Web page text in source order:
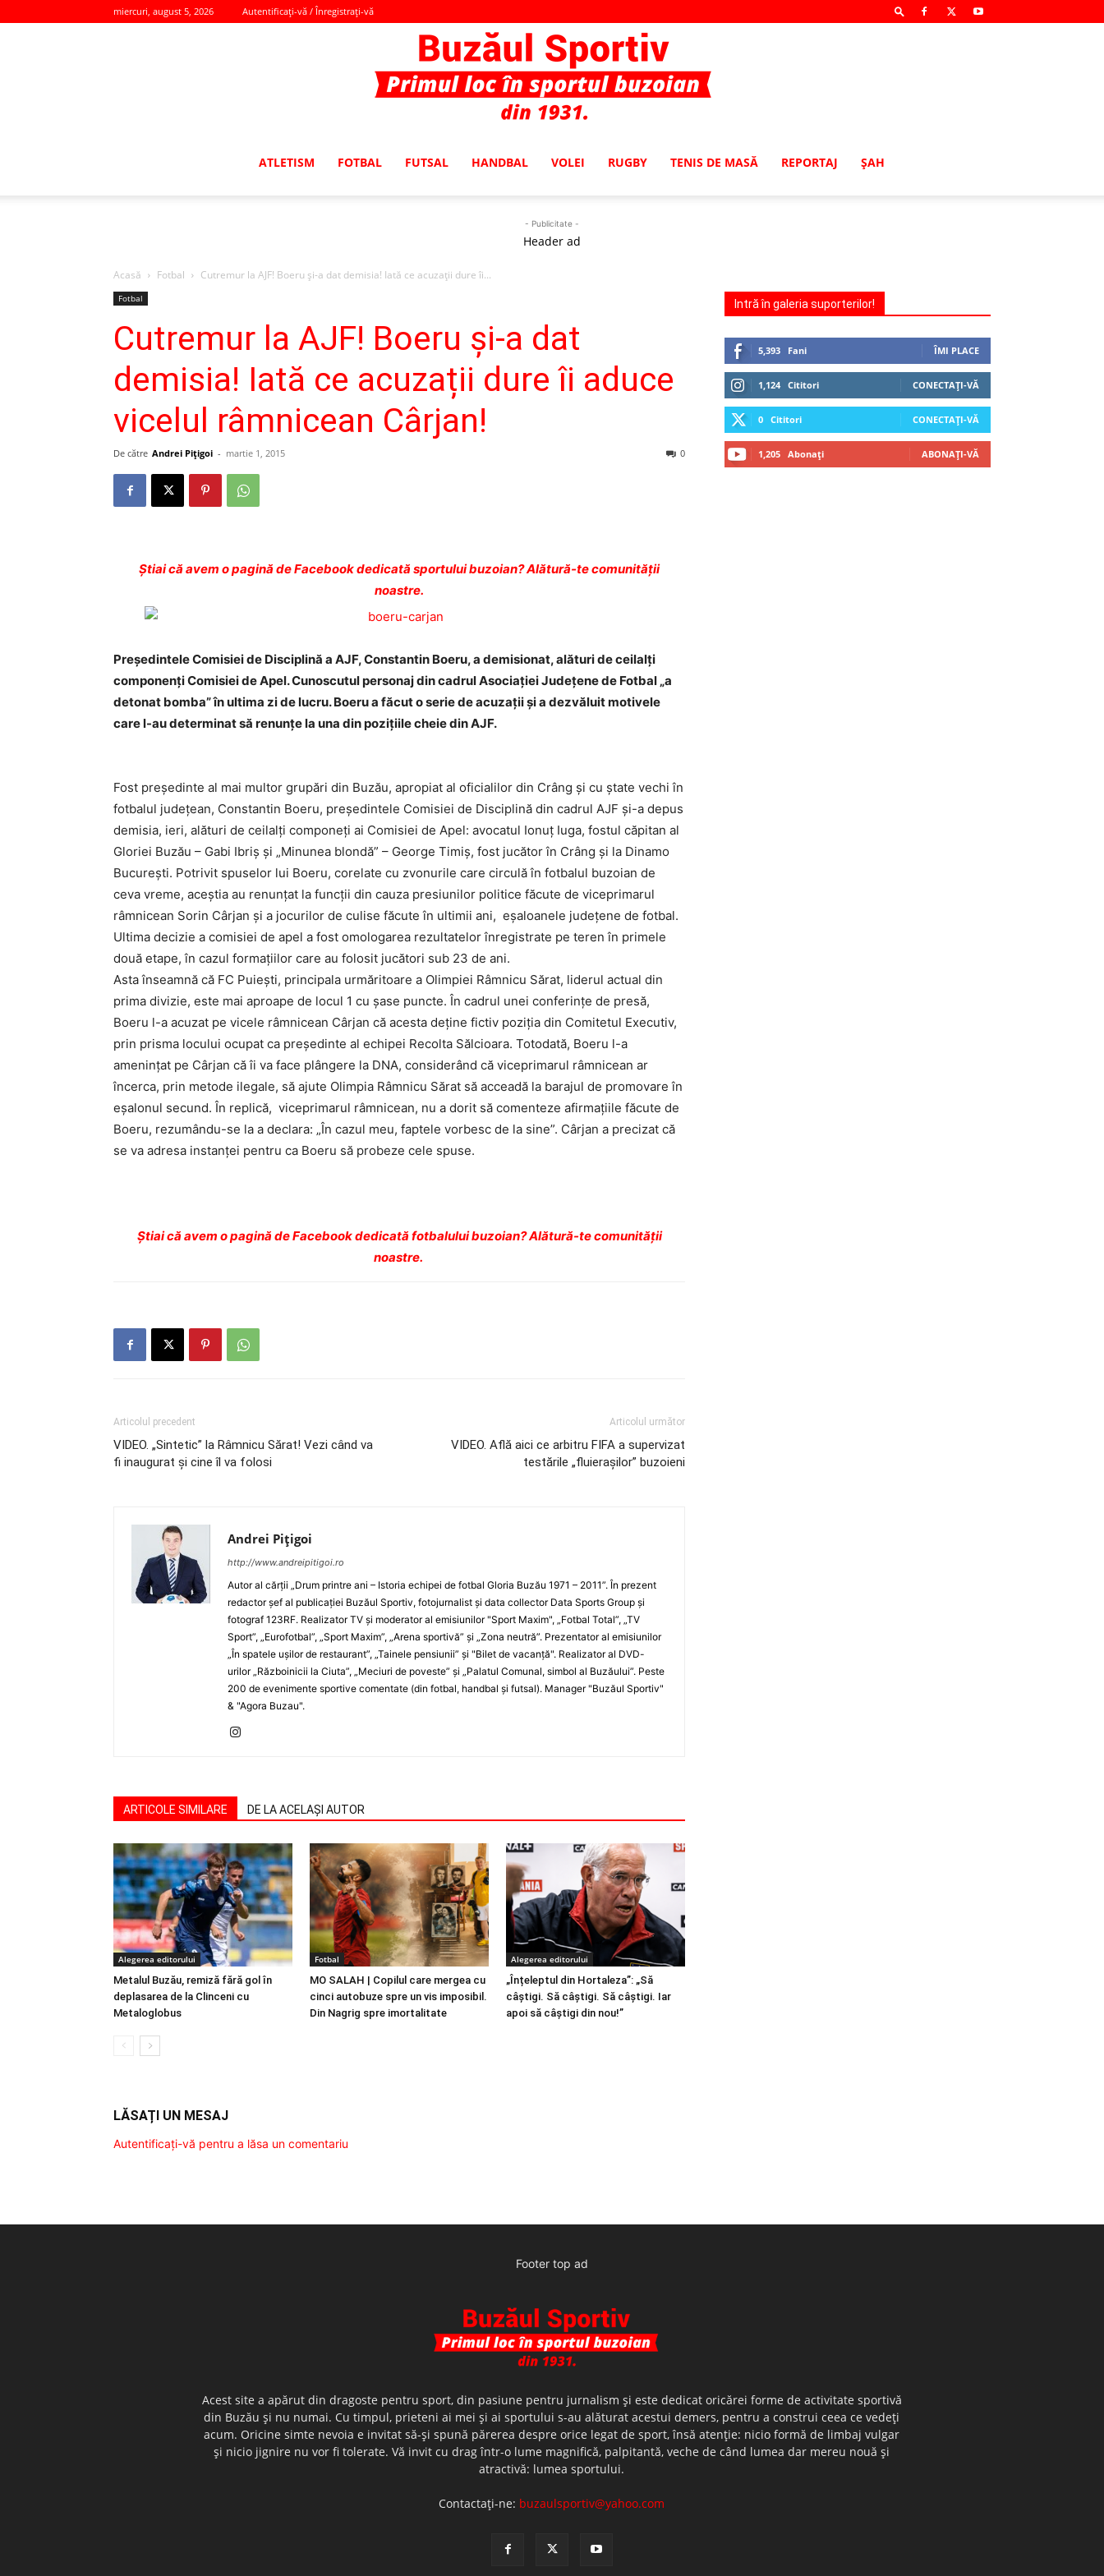
miercuri, august 5, 2026 Autentificați-vă / Înregistrați-vă
ATLETISM FOTBAL FUTSAL HANDBAL VOLEI RUGBY TENIS DE MASĂ REPORTAJ ŞAH
- Publicitate -
Header ad
Acasă Fotbal Cutremur la AJF! Boeru și-a dat demisia! Iată ce acuzații dure îi...
Fotbal
Cutremur la AJF! Boeru și-a dat
demisia! Iată ce acuzații dure îi aduce
vicelul râmnicean Cârjan!
De către Andrei Pițigoi - martie 1, 2015 0
Ştiai că avem o pagină de Facebook dedicată sportului buzoian? Alătură-te comunității
noastre.
Preşedintele Comisiei de Disciplină a AJF, Constantin Boeru, a demisionat, alături de ceilalţi
componenţi Comisiei de Apel. Cunoscutul personaj din cadrul Asociaţiei Judeţene de Fotbal „a
detonat bomba” în ultima zi de lucru. Boeru a făcut o serie de acuzaţii şi a dezvăluit motivele
care l-au determinat să renunţe la una din poziţiile cheie din AJF.
Fost preşedinte al mai multor grupări din Buzău, apropiat al oficialilor din Crâng şi cu ştate vechi în
fotbalul județean, Constantin Boeru, preşedintele Comisiei de Disciplină din cadrul AJF şi-a depus
demisia, ieri, alături de ceilalţi componeţi ai Comisiei de Apel: avocatul Ionuţ Iuga, fostul căpitan al
Gloriei Buzău – Gabi Ibriş şi „Minunea blondă” – George Timiş, fost jucător în Crâng şi la Dinamo
Bucureşti. Potrivit spuselor lui Boeru, corelate cu zvonurile care circulă în fotbalul buzoian de
ceva vreme, aceştia au renunţat la funcţii din cauza presiunilor politice făcute de viceprimarul
râmnicean Sorin Cârjan şi a jocurilor de culise făcute în ultimii ani, eşaloanele judeţene de fotbal.
Ultima decizie a comisiei de apel a fost omologarea rezultatelor înregistrate pe teren în primele
două etape, în cazul formaţiilor care au folosit jucători sub 23 de ani.
Asta înseamnă că FC Puieşti, principala urmăritoare a Olimpiei Râmnicu Sărat, liderul actual din
prima divizie, este mai aproape de locul 1 cu şase puncte. În cadrul unei conferinţe de presă,
Boeru l-a acuzat pe vicele râmnicean Cârjan că acesta deţine fictiv poziţia din Comitetul Executiv,
prin prisma locului ocupat ca preşedinte al echipei Recolta Sălcioara. Totodată, Boeru l-a
ameninţat pe Cârjan că îi va face plângere la DNA, considerând că viceprimarul râmnicean ar
încerca, prin metode ilegale, să ajute Olimpia Râmnicu Sărat să acceadă la barajul de promovare în
eşalonul secund. În replică, viceprimarul râmnicean, nu a dorit să comenteze afirmaţiile făcute de
Boeru, rezumându-se la a declara: „În cazul meu, faptele vorbesc de la sine”. Cârjan a precizat că
se va adresa instanţei pentru ca Boeru să probeze cele spuse.
Ştiai că avem o pagină de Facebook dedicată fotbalului buzoian? Alătură-te comunității
noastre.
Articolul precedent
VIDEO. „Sintetic” la Râmnicu Sărat! Vezi când va
fi inaugurat şi cine îl va folosi
Articolul următor
VIDEO. Află aici ce arbitru FIFA a supervizat
testările „fluierașilor” buzoieni
Andrei Pițigoi
http://www.andreipitigoi.ro
Autor al cărţii „Drum printre ani – Istoria echipei de fotbal Gloria Buzău 1971 – 2011”. În prezent
redactor şef al publicaţiei Buzăul Sportiv, fotojurnalist şi data collector Data Sports Group şi
fotograf 123RF. Realizator TV şi moderator al emisiunilor "Sport Maxim", „Fotbal Total”, „TV
Sport”, „Eurofotbal”, „Sport Maxim”, „Arena sportivă” şi „Zona neutră”. Prezentator al emisiunilor
„În spatele uşilor de restaurant”, „Tainele pensiunii” şi "Bilet de vacanţă". Realizator al DVD-
urilor „Războinicii la Ciuta”, „Meciuri de poveste” şi „Palatul Comunal, simbol al Buzăului”. Peste
200 de evenimente sportive comentate (din fotbal, handbal şi futsal). Manager "Buzăul Sportiv"
& "Agora Buzau".
ARTICOLE SIMILARE DE LA ACELAȘI AUTOR
Alegerea editorului
Metalul Buzău, remiză fără gol în
deplasarea de la Clinceni cu
Metaloglobus
Fotbal
MO SALAH | Copilul care mergea cu
cinci autobuze spre un vis imposibil.
Din Nagrig spre imortalitate
Alegerea editorului
„Înțeleptul din Hortaleza”: „Să
câștigi. Să câștigi. Să câștigi. Iar
apoi să câștigi din nou!”
LĂSAȚI UN MESAJ
Autentificați-vă pentru a lăsa un comentariu
Intră în galeria suporterilor!
5,393 Fani ÎMI PLACE
1,124 Cititori CONECTAȚI-VĂ
0 Cititori CONECTAȚI-VĂ
1,205 Abonați ABONAȚI-VĂ
Footer top ad
Acest site a apărut din dragoste pentru sport, din pasiune pentru jurnalism şi este dedicat oricărei forme de activitate sportivă
din Buzău şi nu numai. Cu timpul, prieteni ai mei şi ai sportului s-au alăturat acestui demers, pentru a construi ceea ce vedeţi
acum. Oricine simte nevoia e invitat să-şi spună părerea despre orice legat de sport, însă atenţie: nicio formă de limbaj vulgar
şi nicio jignire nu vor fi tolerate. Vă invit cu drag într-o lume magnifică, palpitantă, veche de când lumea dar mereu nouă şi
atractivă: lumea sportului.
Contactați-ne: buzaulsportiv@yahoo.com